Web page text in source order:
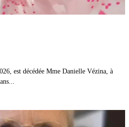
est décédée Mme Danielle Vézina, à